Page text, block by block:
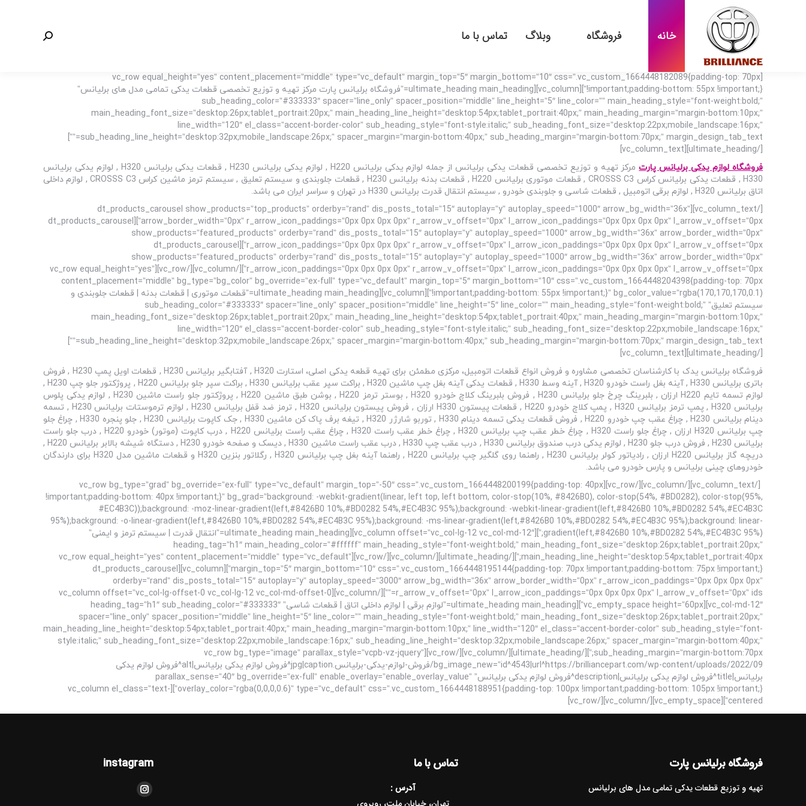
خانه فروشگاه وبلاگ تماس با ما جستجو:
[vc_row equal_height=”yes” content_placement=”middle” type=”vc_default” margin_top=”5″ margin_bottom=”10″ css=”.vc_custom_1664448182089{padding-top: 70px
!important;padding-bottom: 55px !important;}”][vc_column][ultimate_heading main_heading=”فروشگاه برلیانس پارت مرکز تهیه و توزیع تخصصی قطعات یدکی تمامی مدل های برلیانس”
sub_heading_color=”#333333″ spacer=”line_only” spacer_position=”middle” line_height=”5″ line_color=”” main_heading_style=”font-weight:bold;”
main_heading_font_size=”desktop:26px;tablet_portrait:20px;” main_heading_line_height=”desktop:54px;tablet_portrait:40px;” main_heading_margin=”margin-bottom:10px;”
line_width=”120″ el_class=”accent-border-color” sub_heading_style=”font-style:italic;” sub_heading_font_size=”desktop:22px;mobile_landscape:16px;”
sub_heading_line_height=”desktop:32px;mobile_landscape:26px;” spacer_margin=”margin-bottom:40px;” sub_heading_margin=”margin-bottom:70px;” margin_design_tab_text=””]
[/ultimate_heading][vc_column_text]
فروشگاه لوازم یدکی برلیانس پارت
مرکز تهیه و توزیع تخصصی قطعات یدکی برلیانس از جمله لوازم یدکی برلیانس H220 , لوازم یدکی برلیانس H230 , قطعات یدکی برلیانس H320 , لوازم یدکی برلیانس
H330 , قطعات یدکی برلیانس کراس CROSSS C3 , قطعات موتوری برلیانس H220 , قطعات بدنه برلیانس H230 , قطعات جلوبندی و سیستم تعلیق , سیستم ترمز ماشین کراس CROSSS C3 , لوازم داخلی
اتاق برلیانس H320 , لوازم برقی اتومبیل , قطعات شاسی و جلوبندی خودرو , سیستم انتقال قدرت برلیانس H330 در تهران و سراسر ایران می باشد.
[/vc_column_text][dt_products_carousel show_products=”top_products” orderby=”rand” dis_posts_total=”15″ autoplay=”y” autoplay_speed=”1000″ arrow_bg_width=”36x”
arrow_border_width=”0px” r_arrow_icon_paddings=”0px 0px 0px 0px” r_arrow_v_offset=”0px” l_arrow_icon_paddings=”0px 0px 0px 0px” l_arrow_v_offset=”0px”][dt_products_carousel
show_products=”featured_products” orderby=”rand” dis_posts_total=”15″ autoplay=”y” autoplay_speed=”1000″ arrow_bg_width=”36x” arrow_border_width=”0px”
r_arrow_icon_paddings=”0px 0px 0px 0px” r_arrow_v_offset=”0px” l_arrow_icon_paddings=”0px 0px 0px 0px” l_arrow_v_offset=”0px”][dt_products_carousel
show_products=”featured_products” orderby=”rand” dis_posts_total=”15″ autoplay=”y” autoplay_speed=”1000″ arrow_bg_width=”36x” arrow_border_width=”0px”
r_arrow_icon_paddings=”0px 0px 0px 0px” r_arrow_v_offset=”0px” l_arrow_icon_paddings=”0px 0px 0px 0px” l_arrow_v_offset=”0px”][/vc_column][/vc_row][vc_row equal_height=”yes”
content_placement=”middle” bg_type=”bg_color” bg_override=”ex-full” type=”vc_default” margin_top=”5″ margin_bottom=”10″ css=”.vc_custom_1664448204398{padding-top: 70px
!important;padding-bottom: 55px !important;}” bg_color_value=”rgba(170,170,170,0.1)”][vc_column][ultimate_heading main_heading=”قطعات موتوری | قطعات بدنه | قطعات جلوبندی و
سیستم تعلیق” sub_heading_color=”#333333″ spacer=”line_only” spacer_position=”middle” line_height=”5″ line_color=”” main_heading_style=”font-weight:bold;”
main_heading_font_size=”desktop:26px;tablet_portrait:20px;” main_heading_line_height=”desktop:54px;tablet_portrait:40px;” main_heading_margin=”margin-bottom:10px;”
line_width=”120″ el_class=”accent-border-color” sub_heading_style=”font-style:italic;” sub_heading_font_size=”desktop:22px;mobile_landscape:16px;”
sub_heading_line_height=”desktop:32px;mobile_landscape:26px;” spacer_margin=”margin-bottom:40px;” sub_heading_margin=”margin-bottom:70px;” margin_design_tab_text=””]
[/ultimate_heading][vc_column_text]
فروشگاه برلیانس یدک با کارشناسان تخصصی مشاوره و فروش انواع قطعات اتومبیل، مرکزی مطمئن برای تهیه قطعه یدکی اصلی، استارت H320 , آفتابگیر برلیانس H230 , قطعات اویل پمپ H230 , فروش
باتری برلیانس H330 , آینه بغل راست خودرو H320 , آینه وسط H330 , قطعات یدکی آینه بغل چپ ماشین H320 , براکت سپر عقب برلیانس H330 , براکت سپر جلو برلیانس H220 , پروژکتور جلو چپ H230 ,
لوازم تسمه تایم H220 ارزان , بلبرینگ چرخ جلو برلیانس H230 , فروش بلبرینگ کلاچ خودرو H320 , بوستر ترمز H220 , بوشن طبق ماشین H220 , پروژکتور جلو راست ماشین H230 , لوازم یدکی پلوس
برلیانس H320 , پمپ ترمز برلیانس H320 , پمپ کلاچ خودرو H220 , قطعات پیستون H330 ارزان , فروش پیستون برلیانس H320 , ترمز ضد قفل برلیانس H230 , لوازم ترموستات برلیانس H230 , تسمه
دینام برلیانس H230 , چراغ عقب چپ خودرو H220 , فروش قطعات یدکی تسمه دینام H330 , توربو شارژر H320 , تیغه برف پاک کن ماشین H330 , جک کاپوت برلیانس H230 , جلو پنجره H330 , چراغ جلو
چپ برلیانس H320 ارزان , چراغ جلو راست H320 , چراغ خطر عقب چپ برلیانس H320 , چراغ خطر عقب راست H320 , چراغ عقب راست برلیانس H220 , درب کاپوت (موتور) خودرو H220 , درب جلو راست
برلیانس H230 , فروش درب جلو H230 , لوازم یدکی درب صندوق برلیانس H330 , درب عقب چپ H330 , درب عقب راست ماشین H330 , دیسک و صفحه خودرو H230 , دستگاه شیشه بالابر برلیانس H220 ,
دریچه گاز برلیانس H220 ارزان , رادیاتور کولر برلیانس H230 , راهنما روی گلگیر چپ برلیانس H220 , راهنما آینه بغل چپ برلیانس H320 , رگلاتور بنزین H320 و قطعات ماشین مدل H320 برای دارندگان
خودروهای چینی برلیانس و پارس خودرو می باشد.
[/vc_column_text][/vc_column][/vc_row][vc_row bg_type=”grad” bg_override=”ex-full” type=”vc_default” margin_top=”-50″ css=”.vc_custom_1664448200199{padding-top: 40px
!important;padding-bottom: 40px !important;}” bg_grad=”background: -webkit-gradient(linear, left top, left bottom, color-stop(10%, #8426B0), color-stop(54%, #BD0282), color-stop(95%,
#EC4B3C));background: -moz-linear-gradient(left,#8426B0 10%,#BD0282 54%,#EC4B3C 95%);background: -webkit-linear-gradient(left,#8426B0 10%,#BD0282 54%,#EC4B3C
95%);background: -o-linear-gradient(left,#8426B0 10%,#BD0282 54%,#EC4B3C 95%);background: -ms-linear-gradient(left,#8426B0 10%,#BD0282 54%,#EC4B3C 95%);background: linear-
gradient(left,#8426B0 10%,#BD0282 54%,#EC4B3C 95%);”][vc_column offset=”vc_col-lg-12 vc_col-md-12″][ultimate_heading main_heading=”انتقال قدرت | سیستم ترمز و ایمنی”
heading_tag=”h1″ main_heading_color=”#ffffff” main_heading_style=”font-weight:bold;” main_heading_font_size=”desktop:26px;tablet_portrait:20px;”
main_heading_line_height=”desktop:54px;tablet_portrait:40px;”][/ultimate_heading][/vc_column][/vc_row][vc_row equal_height=”yes” content_placement=”middle” type=”vc_default”
margin_top=”5″ margin_bottom=”10″ css=”.vc_custom_1664448195144{padding-top: 70px !important;padding-bottom: 75px !important;}”][vc_column][dt_products_carousel
orderby=”rand” dis_posts_total=”15″ autoplay=”y” autoplay_speed=”3000″ arrow_bg_width=”36x” arrow_border_width=”0px” r_arrow_icon_paddings=”0px 0px 0px 0px”
r_arrow_v_offset=”0px” l_arrow_icon_paddings=”0px 0px 0px 0px” l_arrow_v_offset=”0px” ids=””][/vc_column][vc_column offset=”vc_col-lg-offset-0 vc_col-lg-12 vc_col-md-offset-0
vc_col-md-12″][vc_empty_space height=”60px”][ultimate_heading main_heading=”لوازم برقی | لوازم داخلی اتاق | قطعات شاسی” heading_tag=”h1″ sub_heading_color=”#333333″
spacer=”line_only” spacer_position=”middle” line_height=”5″ line_color=”” main_heading_style=”font-weight:bold;” main_heading_font_size=”desktop:26px;tablet_portrait:20px;”
main_heading_line_height=”desktop:54px;tablet_portrait:40px;” main_heading_margin=”margin-bottom:10px;” line_width=”120″ el_class=”accent-border-color” sub_heading_style=”font-
style:italic;” sub_heading_font_size=”desktop:22px;mobile_landscape:16px;” sub_heading_line_height=”desktop:32px;mobile_landscape:26px;” spacer_margin=”margin-bottom:40px;”
sub_heading_margin=”margin-bottom:70px;”][/ultimate_heading][/vc_column][/vc_row][vc_row bg_type=”image” parallax_style=”vcpb-vz-jquery”
bg_image_new=”id^4543|url^https://brilliancepart.com/wp-content/uploads/2022/09/فروش-لوازم-یدکی-برلیانس.jpg|caption^فروش لوازم یدکی برلیانس|alt^فروش لوازم یدکی
برلیانس|title^فروش لوازم یدکی برلیانس|description^فروش لوازم یدکی برلیانس” parallax_sense=”40″ bg_override=”ex-full” enable_overlay=”enable_overlay_value”
overlay_color=”rgba(0,0,0,0.6)” type=”vc_default” css=”.vc_custom_1664448188951{padding-top: 100px !important;padding-bottom: 105px !important;}”][vc_column el_class=”text-
centered”][vc_empty_space][/vc_column][/vc_row]
فروشگاه برلیانس پارت
تهیه و توزیع قطعات یدکی تمامی مدل های برلیانس
تماس با ما
آدرس :
instagram
مارا در اینجا پیدا کنید:
اینستاگرام